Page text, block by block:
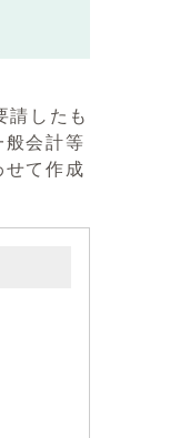
請したも
般会計等
せて作成